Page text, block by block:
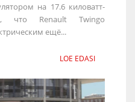
на 17.6 киловатт-
что Renault Twingo
ещё...
LOE EDASI